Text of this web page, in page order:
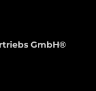
GmbH®